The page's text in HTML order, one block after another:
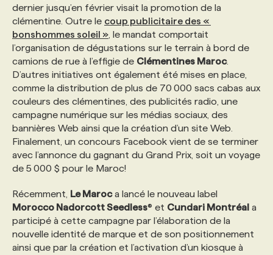
NOS AUTEUR‧RICES
POURQUOI CHOISIR NOS FORMATIONS
NOS TARIFS
PROGRAMMES DE SUBVENTIONS
FAQ
ANNONCEZ AVEC NOUS
FAQ
ANNONCEZ AVEC NOUS
dernier jusqu’en février visait la promotion de la
clémentine. Outre le coup publicitaire des «
bonshommes soleil » , le mandat comportait
l’organisation de dégustations sur le terrain à bord de
camions de rue à l’effigie de Clémentines Maroc.
D’autres initiatives ont également été mises en place,
comme la distribution de plus de 70 000 sacs cabas aux
couleurs des clémentines, des publicités radio, une
campagne numérique sur les médias sociaux, des
bannières Web ainsi que la création d’un site Web.
Finalement, un concours Facebook vient de se terminer
avec l’annonce du gagnant du Grand Prix, soit un voyage
de 5 000 $ pour le Maroc!
Récemment, Le Maroca lancé le nouveau label
Morocco Nadorcott Seedless® et Cundari Montréal a
participé à cette campagne par l’élaboration de la
nouvelle identité de marque et de son positionnement
ainsi que par la création et l’activation d’un kiosque à